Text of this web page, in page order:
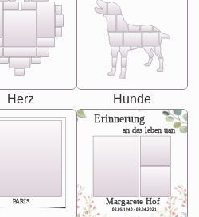
Herz Hunde
PARIS
Erinnerung
an das leben uan
Margarete Hof
02.05.1940 - 08.04.2021